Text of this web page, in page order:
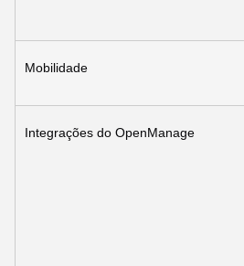
Mobilidade
Integrações do OpenManage